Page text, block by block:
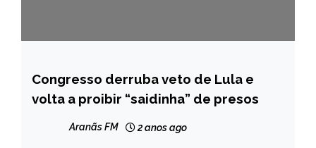
BRASIL
NOTÍCIAS
Congresso derruba veto de Lula e
volta a proibir “saidinha” de presos
Aranãs FM 2 anos ago